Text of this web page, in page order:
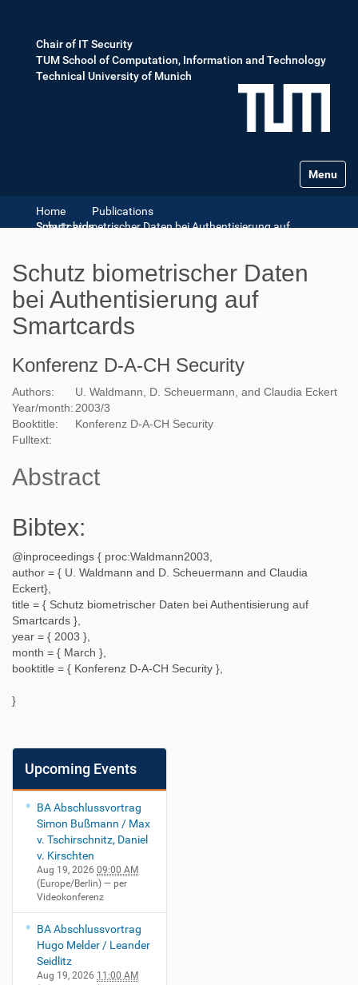
Chair of IT Security
TUM School of Computation, Information and Technology
Technical University of Munich
Toggle
Home
Publications
Schutz biometrischer Daten bei Authentisierung auf Smartcards
Schutz biometrischer Daten
bei Authentisierung auf
Smartcards
Konferenz D-A-CH Security
Authors:
U. Waldmann, D. Scheuermann, and Claudia Eckert
Year/month: 2003/3
Booktitle:
Konferenz D-A-CH Security
Fulltext:
Abstract
Bibtex:
@inproceedings { proc:Waldmann2003
author = { U. Waldmann and D. Scheuermann and Claudia
Eckert},
title = { Schutz biometrischer Daten bei Authentisierung auf
Smartcards },
year = { 2003 },
month = { March },
booktitle = { Konferenz D-A-CH Security },
}
Upcoming Events
BA Abschlussvortrag
Simon Bußmann / Max
v. Tschirschnitz, Daniel
v. Kirschten
Aug 19, 2026 09:00 AM
(Europe/Berlin) — per
Videokonferenz
BA Abschlussvortrag
Hugo Melder / Leander
Seidlitz
Aug 19, 2026 11:00 AM